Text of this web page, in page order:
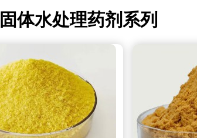
固体水处理药剂系列